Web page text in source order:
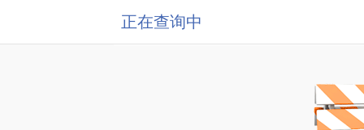
正在查询中